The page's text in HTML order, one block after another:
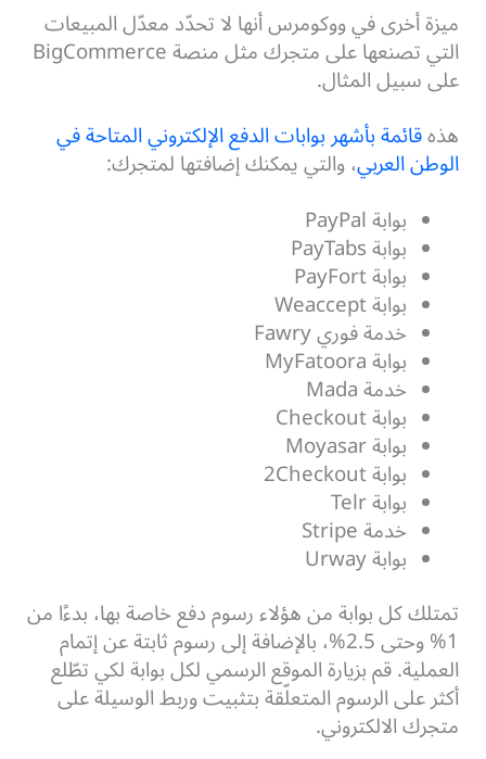
ميزة أخرى في ووكومرس أنها لا تحدّد معدّل المبيعات
التي تصنعها على متجرك مثل منصة BigCommerce
على سبيل المثال.
هذهقائمة بأشهر بوابات الدفع الإلكتروني المتاحة في
الوطن العربي، والتي يمكنك إضافتها لمتجرك:
بوابة PayPal
بوابة PayTabs
بوابة PayFort
بوابة Weaccept
خدمة فوري Fawry
بوابة MyFatoora
خدمة Mada
بوابة Checkout
بوابة Moyasar
بوابة 2Checkout
بوابة Telr
خدمة Stripe
بوابة Urway
تمتلك كل بوابة من هؤلاء رسوم دفع خاصة بها، بدءًا من
1% وحتى 2.5%، بالإضافة إلى رسوم ثابتة عن إتمام
العملية. قم بزيارة الموقع الرسمي لكل بوابة لكي تطّلع
أكثر على الرسوم المتعلّقة بتثبيت وربط الوسيلة على
متجرك الالكتروني.